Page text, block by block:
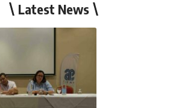
Latest News